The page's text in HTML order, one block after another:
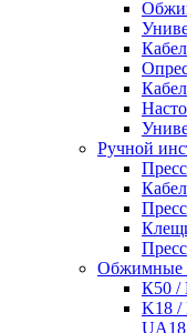
Ручной
Обжимные
К50 /
K18 /